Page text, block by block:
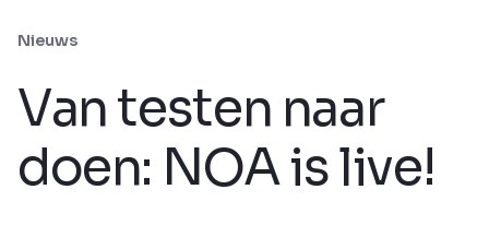
Nieuws
Van testen naar
doen: NOA is live!